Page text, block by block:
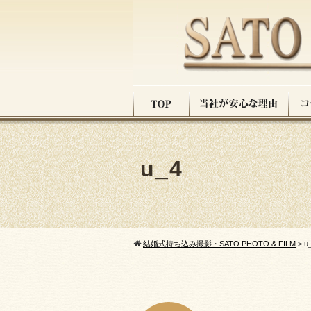
u_4
結婚式持ち込み撮影・SATO PHOTO & FILM >